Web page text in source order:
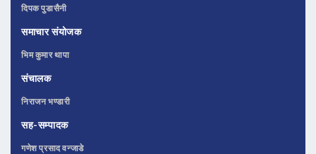
दिपक पुडासैनी
समाचार संयोजक
भिम कुमार थापा
संचालक
निराजन भण्डारी
सह-सम्पादक
गणेश प्रसाद वन्जाडे